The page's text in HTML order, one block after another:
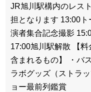
JR旭川駅構内のレス
担となります 13:00ト
演者集合記念撮影
17:00旭川駅解散 【
含まれるもの】
・バ
ラボグッズ（ストラ
ョー最前列鑑賞